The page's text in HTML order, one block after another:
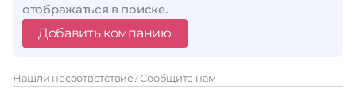
отображаться в поиске.
Добавить компанию
Нашли несоответствие?Сообщите нам